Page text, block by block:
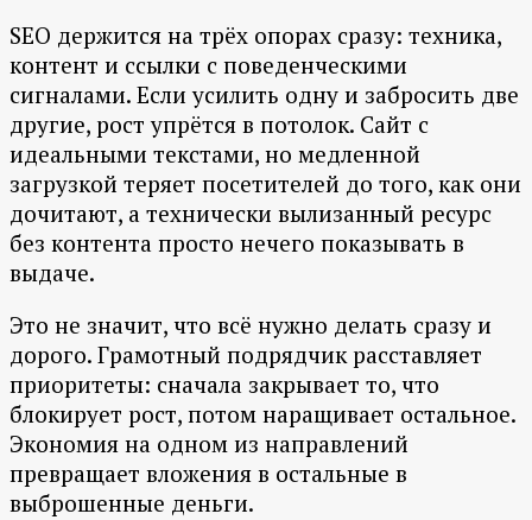
SEO держится на трёх опорах сразу: техника,
контент и ссылки с поведенческими
сигналами. Если усилить одну и забросить две
другие, рост упрётся в потолок. Сайт с
идеальными текстами, но медленной
загрузкой теряет посетителей до того, как они
дочитают, а технически вылизанный ресурс
без контента просто нечего показывать в
выдаче.
Это не значит, что всё нужно делать сразу и
дорого. Грамотный подрядчик расставляет
приоритеты: сначала закрывает то, что
блокирует рост, потом наращивает остальное.
Экономия на одном из направлений
превращает вложения в остальные в
выброшенные деньги.